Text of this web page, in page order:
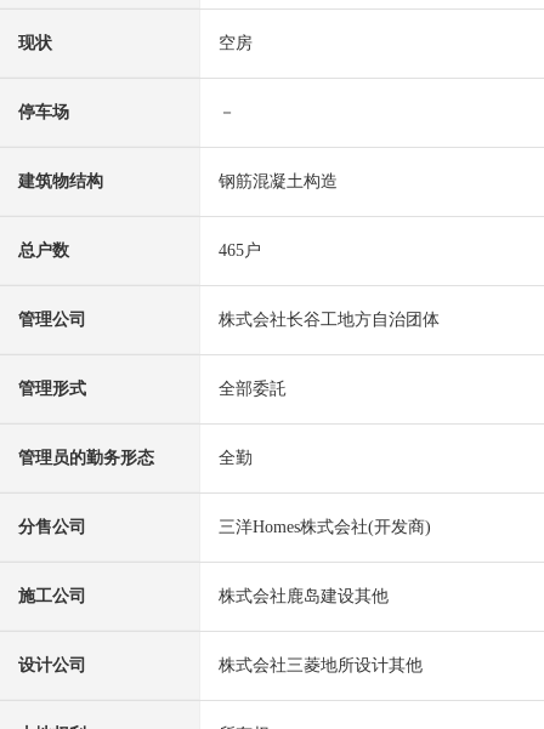
现状 空房
停车场 －
建筑物结构 钢筋混凝土构造
总户数 465户
管理公司 株式会社长谷工地方自治团体
管理形式 全部委託
管理员的勤务形态 全勤
分售公司 三洋Homes株式会社(开发商)
施工公司 株式会社鹿岛建设其他
设计公司 株式会社三菱地所设计其他